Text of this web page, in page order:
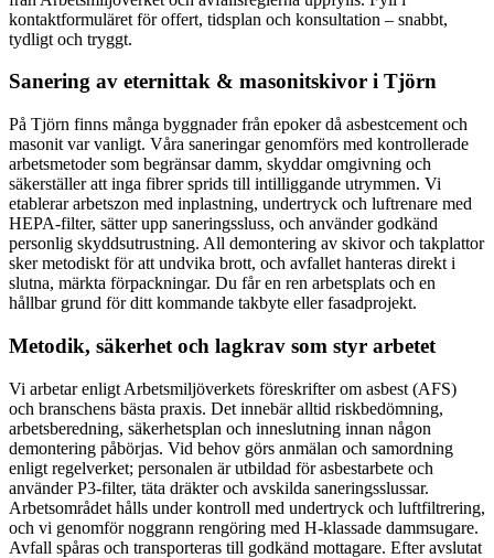
kontaktformuläret för offert, tidsplan och konsultation – snabbt,
tydligt och tryggt.
Sanering av eternittak & masonitskivor i Tjörn
På Tjörn finns många byggnader från epoker då asbestcement och
masonit var vanligt. Våra saneringar genomförs med kontrollerade
arbetsmetoder som begränsar damm, skyddar omgivning och
säkerställer att inga fibrer sprids till intilliggande utrymmen. Vi
etablerar arbetszon med inplastning, undertryck och luftrenare med
HEPA-filter, sätter upp saneringssluss, och använder godkänd
personlig skyddsutrustning. All demontering av skivor och takplattor
sker metodiskt för att undvika brott, och avfallet hanteras direkt i
slutna, märkta förpackningar. Du får en ren arbetsplats och en
hållbar grund för ditt kommande takbyte eller fasadprojekt.
Metodik, säkerhet och lagkrav som styr arbetet
Vi arbetar enligt Arbetsmiljöverkets föreskrifter om asbest (AFS)
och branschens bästa praxis. Det innebär alltid riskbedömning,
arbetsberedning, säkerhetsplan och inneslutning innan någon
demontering påbörjas. Vid behov görs anmälan och samordning
enligt regelverket; personalen är utbildad för asbestarbete och
använder P3-filter, täta dräkter och avskilda saneringsslussar.
Arbetsområdet hålls under kontroll med undertryck och luftfiltrering,
och vi genomför noggrann rengöring med H-klassade dammsugare.
Avfall spåras och transporteras till godkänd mottagare. Efter avslutat